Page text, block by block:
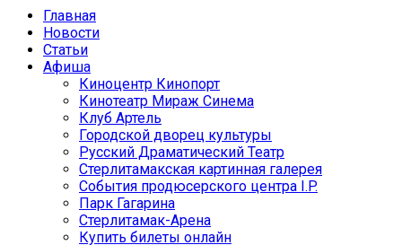
Главная
Новости
Статьи
Афиша
Киноцентр Кинопорт
Кинотеатр Мираж Синема
Клуб Артель
Городской дворец культуры
Русский Драматический Театр
Стерлитамакская картинная галерея
События продюсерского центра I.P.
Парк Гагарина
Стерлитамак-Арена
Купить билеты онлайн